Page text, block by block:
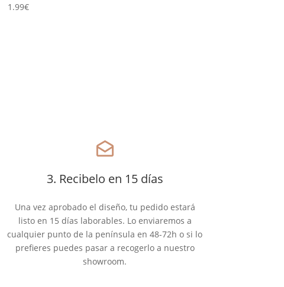
1.99€
drafts
3. Recibelo en 15 días
Una vez aprobado el diseño, tu pedido estará
listo en 15 días laborables. Lo enviaremos a
cualquier punto de la península en 48-72h o si lo
prefieres puedes pasar a recogerlo a nuestro
showroom.